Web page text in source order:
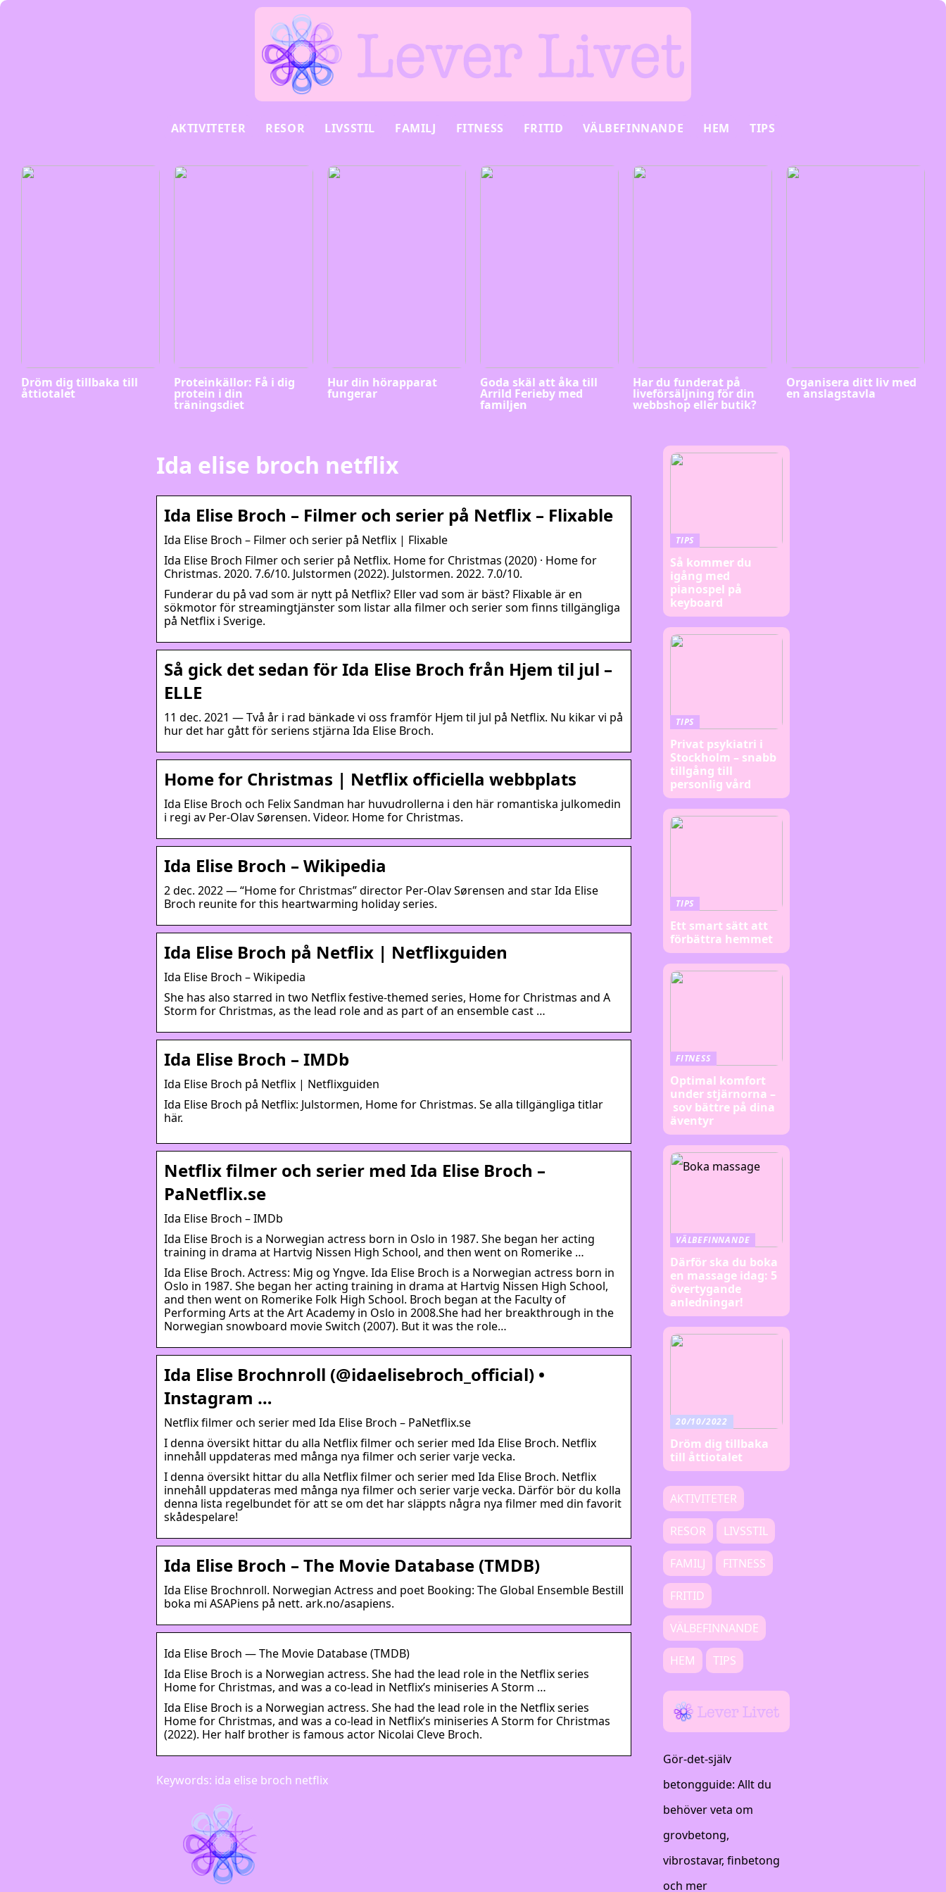
AKTIVITETER RESOR LIVSSTIL FAMILJ FITNESS FRITID VÄLBEFINNANDE HEM TIPS
Dröm dig tillbaka till
åttiotalet
Proteinkällor: Få i dig
protein i din
träningsdiet
Hur din hörapparat
fungerar
Goda skäl att åka till
Arrild Ferieby med
familjen
Har du funderat på
liveförsäljning för din
webbshop eller butik?
Organisera ditt liv med
en anslagstavla
Ida elise broch netflix
Ida Elise Broch – Filmer och serier på Netflix – Flixable
Ida Elise Broch – Filmer och serier på Netflix | Flixable
Ida Elise Broch Filmer och serier på Netflix. Home for Christmas (2020) · Home for
Christmas. 2020. 7.6/10. Julstormen (2022). Julstormen. 2022. 7.0/10.
Funderar du på vad som är nytt på Netflix? Eller vad som är bäst? Flixable är en
sökmotor för streamingtjänster som listar alla filmer och serier som finns tillgängliga
på Netflix i Sverige.
Så gick det sedan för Ida Elise Broch från Hjem til jul –
ELLE
11 dec. 2021 — Två år i rad bänkade vi oss framför Hjem til jul på Netflix. Nu kikar vi på
hur det har gått för seriens stjärna Ida Elise Broch.
Home for Christmas | Netflix officiella webbplats
Ida Elise Broch och Felix Sandman har huvudrollerna i den här romantiska julkomedin
i regi av Per-Olav Sørensen. Videor. Home for Christmas.
Ida Elise Broch – Wikipedia
2 dec. 2022 — “Home for Christmas” director Per-Olav Sørensen and star Ida Elise
Broch reunite for this heartwarming holiday series.
Ida Elise Broch på Netflix | Netflixguiden
Ida Elise Broch – Wikipedia
She has also starred in two Netflix festive-themed series, Home for Christmas and A
Storm for Christmas, as the lead role and as part of an ensemble cast …
Ida Elise Broch – IMDb
Ida Elise Broch på Netflix | Netflixguiden
Ida Elise Broch på Netflix: Julstormen, Home for Christmas. Se alla tillgängliga titlar
här.
Netflix filmer och serier med Ida Elise Broch –
PaNetflix.se
Ida Elise Broch – IMDb
Ida Elise Broch is a Norwegian actress born in Oslo in 1987. She began her acting
training in drama at Hartvig Nissen High School, and then went on Romerike …
Ida Elise Broch. Actress: Mig og Yngve. Ida Elise Broch is a Norwegian actress born in
Oslo in 1987. She began her acting training in drama at Hartvig Nissen High School,
and then went on Romerike Folk High School. Broch began at the Faculty of
Performing Arts at the Art Academy in Oslo in 2008.She had her breakthrough in the
Norwegian snowboard movie Switch (2007). But it was the role…
Ida Elise Brochnroll (@idaelisebroch_official) •
Instagram …
Netflix filmer och serier med Ida Elise Broch – PaNetflix.se
I denna översikt hittar du alla Netflix filmer och serier med Ida Elise Broch. Netflix
innehåll uppdateras med många nya filmer och serier varje vecka.
I denna översikt hittar du alla Netflix filmer och serier med Ida Elise Broch. Netflix
innehåll uppdateras med många nya filmer och serier varje vecka. Därför bör du kolla
denna lista regelbundet för att se om det har släppts några nya filmer med din favorit
skådespelare!
Ida Elise Broch – The Movie Database (TMDB)
Ida Elise Brochnroll. Norwegian Actress and poet Booking: The Global Ensemble Bestill
boka mi ASAPiens på nett. ark.no/asapiens.
Ida Elise Broch — The Movie Database (TMDB)
Ida Elise Broch is a Norwegian actress. She had the lead role in the Netflix series
Home for Christmas, and was a co-lead in Netflix’s miniseries A Storm …
Ida Elise Broch is a Norwegian actress. She had the lead role in the Netflix series
Home for Christmas, and was a co-lead in Netflix’s miniseries A Storm for Christmas
(2022). Her half brother is famous actor Nicolai Cleve Broch.
Keywords: ida elise broch netflix
TIPS
Så kommer du
igång med
pianospel på
keyboard
TIPS
Privat psykiatri i
Stockholm – snabb
tillgång till
personlig vård
TIPS
Ett smart sätt att
förbättra hemmet
FITNESS
Optimal komfort
under stjärnorna –
sov bättre på dina
äventyr
VÄLBEFINNANDE
Därför ska du boka
en massage idag: 5
övertygande
anledningar!
20/10/2022
Dröm dig tillbaka
till åttiotalet
AKTIVITETER
RESOR LIVSSTIL
FAMILJ FITNESS
FRITID
VÄLBEFINNANDE
HEM TIPS
Gör-det-själv
betongguide: Allt du
behöver veta om
grovbetong,
vibrostavar, finbetong
och mer